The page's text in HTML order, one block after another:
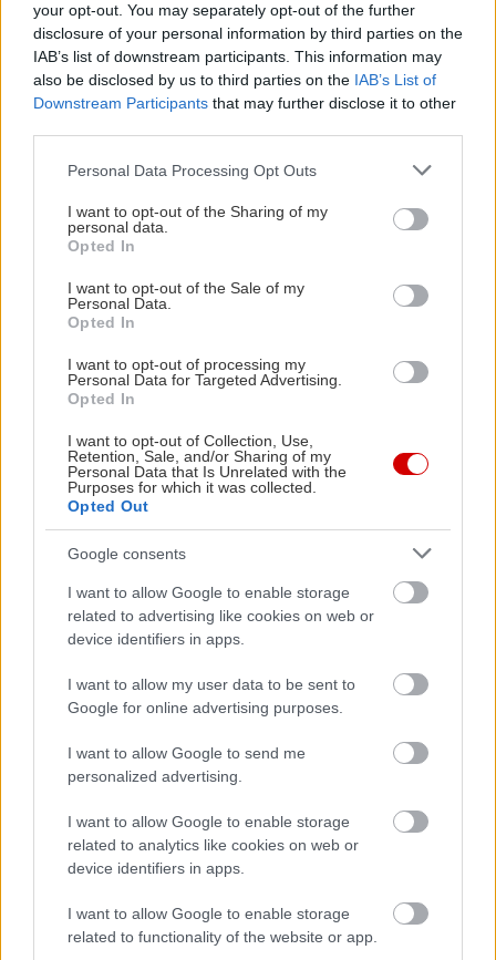
your opt-out. You may separately opt-out of the further
disclosure of your personal information by third parties on the
IAB’s list of downstream participants. This information may
also be disclosed by us to third parties on the IAB’s List of
Downstream Participants that may further disclose it to other
Please note that this website/app uses one or more Google
not limited to your visit or usage behaviour. You may click to
grant or deny consent to Google and its third-party tags to
use your data for below specified purposes in below Google
consent section.
Personal Data Processing Opt Outs
I want to opt-out of the Sharing of my
personal data.
Opted In
I want to opt-out of the Sale of my
Personal Data.
Opted In
I want to opt-out of processing my
Personal Data for Targeted Advertising.
Opted In
I want to opt-out of Collection, Use,
Retention, Sale, and/or Sharing of my
Personal Data that Is Unrelated with the
Purposes for which it was collected.
Opted Out
Google consents
I want to allow Google to enable storage
related to advertising like cookies on web or
device identifiers in apps.
I want to allow my user data to be sent to
Google for online advertising purposes.
I want to allow Google to send me
personalized advertising.
I want to allow Google to enable storage
related to analytics like cookies on web or
device identifiers in apps.
I want to allow Google to enable storage
related to functionality of the website or app.
Διαβάστε επίσης
Στις φυλακές Κορυδαλλού ο Απόστολος
PODCASTS